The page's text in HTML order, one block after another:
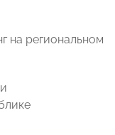
на региональном